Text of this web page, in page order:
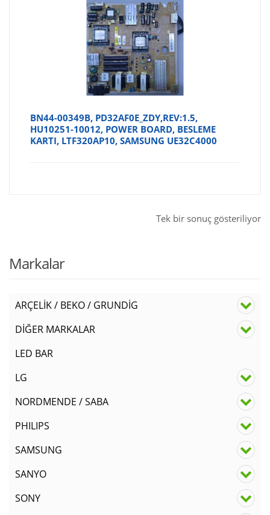
BN44-00349B, PD32AF0E_ZDY,REV:1.5,
HU10251-10012, POWER BOARD, BESLEME
KARTI, LTF320AP10, SAMSUNG UE32C4000
Tek bir sonuç gösteriliyor
Markalar
ARÇELİK / BEKO / GRUNDİG
DİĞER MARKALAR
LED BAR
LG
NORDMENDE / SABA
PHILIPS
SAMSUNG
SANYO
SONY